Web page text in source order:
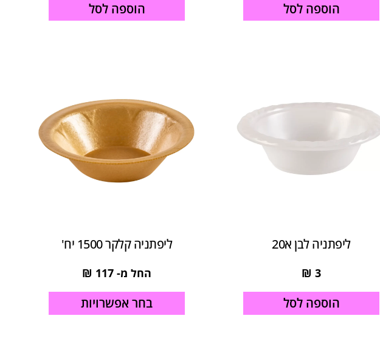
הוספה לסל הוספה לסל
ליפתניה לבן א20
3
₪
הוספה לסל
ליפתניה קלקר 1500 יח'
החל מ- 117
₪
בחר אפשרויות